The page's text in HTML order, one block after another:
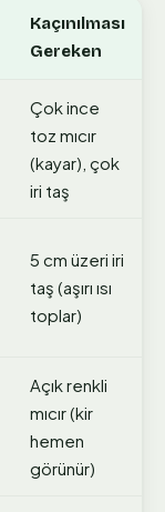
Kaçınılması
Gereken
Çok ince
toz mıcır
(kayar), çok
iri taş
5 cm üzeri iri
taş (aşırı ısı
toplar)
Açık renkli
mıcır (kir
hemen
görünür)